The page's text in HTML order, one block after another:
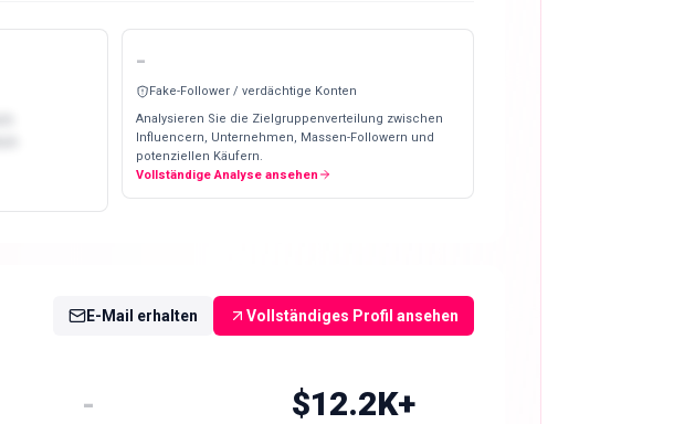
-
Fake-Follower / verdächtige Konten
Analysieren Sie die Zielgruppenverteilung zwischen
Influencern, Unternehmen, Massen-Followern und
potenziellen Käufern.
Vollständige Analyse ansehen
E-Mail erhalten Vollständiges Profil ansehen
- $12.2K+